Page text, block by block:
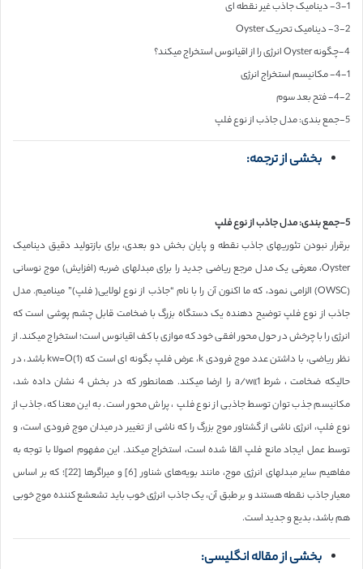
3-1- دینامیک جاذب غیر نقطه ای
3-2- دینامیک تحریک Oyster
4-چگونه Oyster انرژی را از اقیانوس استخراج میکند؟
4-1- مکانیسم استخراج انرژی
4-2- فتح بعد سوم
5-جمع بندی: مدل جاذب از نوع فلپ
بخشی از ترجمه:
5-جمع بندی: مدل جاذب از نوع فلپ
برقرار نبودن تئوریهای جاذب نقطه و پایان بخش دو بعدی، برای بازتولید دقیق دینامیک
Oyster، معرفی یک مدل مرجع ریاضی جدید را برای مبدلهای ضربه (افزایش) موج نوسانی
(OWSC) الزامی نمود، که ما اکنون آن را با نام “جاذب از نوع لولایی( فلپ)” مینامیم. مدل
جاذب از نوع فلپ توضیح دهنده یک دستگاه بزرگ با ضخامت قابل چشم پوشی است که
انرژی را با چرخش در حول محور افقی خود که موازی با کف اقیانوس است؛ استخراج میکند. از
نظر ریاضی، با داشتن عدد موج فرودی k، عرض فلپ بگونه ای است که kw=O(1) باشد، در
حالیکه ضخامت ، شرط a/w«1 را ارضا میکند. همانطور که در بخش 4 نشان داده شد،
مکانیسم جذب توان توسط جاذبی از نوع فلپ ، پراش محور است. به این معنا که، جاذب از
نوع فلپ، انرژی ناشی از گشتاور موج بزرگ را که ناشی از تغییر در میدان موج فرودی است، و
توسط عمل ایجاد مانع فلپ القا شده است، استخراج میکند. این مفهوم اصولا با توجه به
مفاهیم سایر مبدلهای انرژی موج، مانند بویه‌های شناور [6] و میراگرها [22]؛ که بر اساس
معیار جاذب نقطه هستند و بر طبق آن، یک جاذب انرژی خوب باید تشعشع کننده موج خوبی
هم باشد، بدیع و جدید است.
بخشی از مقاله انگلیسی: